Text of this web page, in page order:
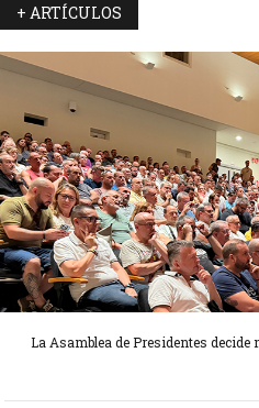
+ ARTÍCULOS
La Asamblea de Presidentes
Candidatas
Candidatas Preseleccionadas por el